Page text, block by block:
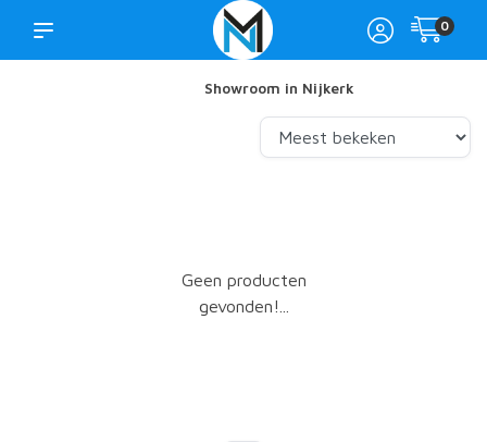
0
Showroom in Nijkerk
Geen producten
gevonden!...